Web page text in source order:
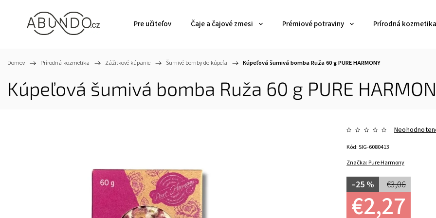
Pre učiteľov Čaje a čajové zmesi Prémiové potraviny Prírodná kozmetika
Domov / Prírodná kozmetika / Zážitkové kúpanie / Šumivé bomby do kúpeľa / Kúpeľová šumivá bomba Ruža 60 g PURE HARMONY
Kúpeľová šumivá bomba Ruža 60 g PURE
Značka:Pure Harmony
€3,06
–25 %
€2,27
Kód:SIG-6080413